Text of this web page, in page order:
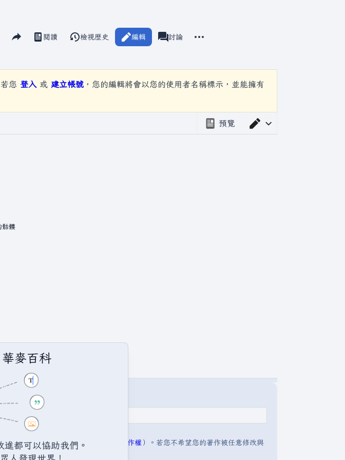
分享此頁面
視圖閱讀 編輯
檢視歷史 associated-pages
瓦爾海姆
討論
您 登入 或 建立帳號 ，您的編輯將會以您的使用者名稱標示，並能擁有
預覽
切換編輯器
享）授權條款發佈（詳情請見 說明:著作權 ）。若您不希望您的著作被任意修改與
麥百科
都可以協助我們。
人發現世界！